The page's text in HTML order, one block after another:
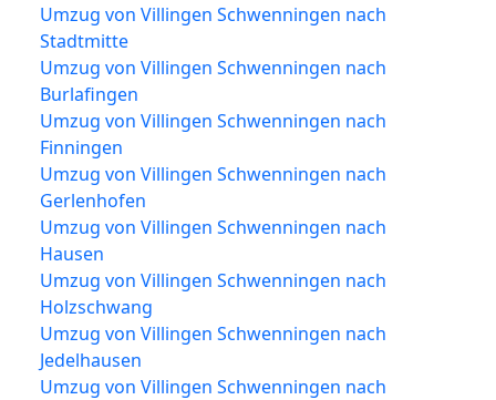
Umzug von Villingen Schwenningen nach
Stadtmitte
Umzug von Villingen Schwenningen nach
Burlafingen
Umzug von Villingen Schwenningen nach
Finningen
Umzug von Villingen Schwenningen nach
Gerlenhofen
Umzug von Villingen Schwenningen nach
Hausen
Umzug von Villingen Schwenningen nach
Holzschwang
Umzug von Villingen Schwenningen nach
Jedelhausen
Umzug von Villingen Schwenningen nach